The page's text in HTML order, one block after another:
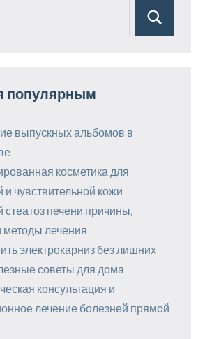
Поиск
популярным
выпускных альбомов в
косметика для
чувствительной кожи
печени причины,
лечения
электрокарниз без лишних
советы для дома
консультация и
лечение болезней прямой